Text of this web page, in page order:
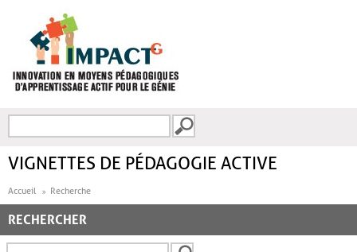
FORMULAIRE DE
VIGNETTES DE PÉDAGOGIE ACTIVE
Accueil Recherche
RECHERCHER